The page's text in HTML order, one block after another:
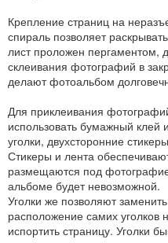
Крепление страниц на
спираль позволяет
лист проложен пергаментом,
склеивания фотографий в
делают фотоальбом
Для приклеивания
использовать бумажный
уголки, двухсторонние
Стикеры и лента
размещаются под
альбоме будет невозможной.
Уголки же позволяют
расположение самих уголков
испортить страницу. Уголки